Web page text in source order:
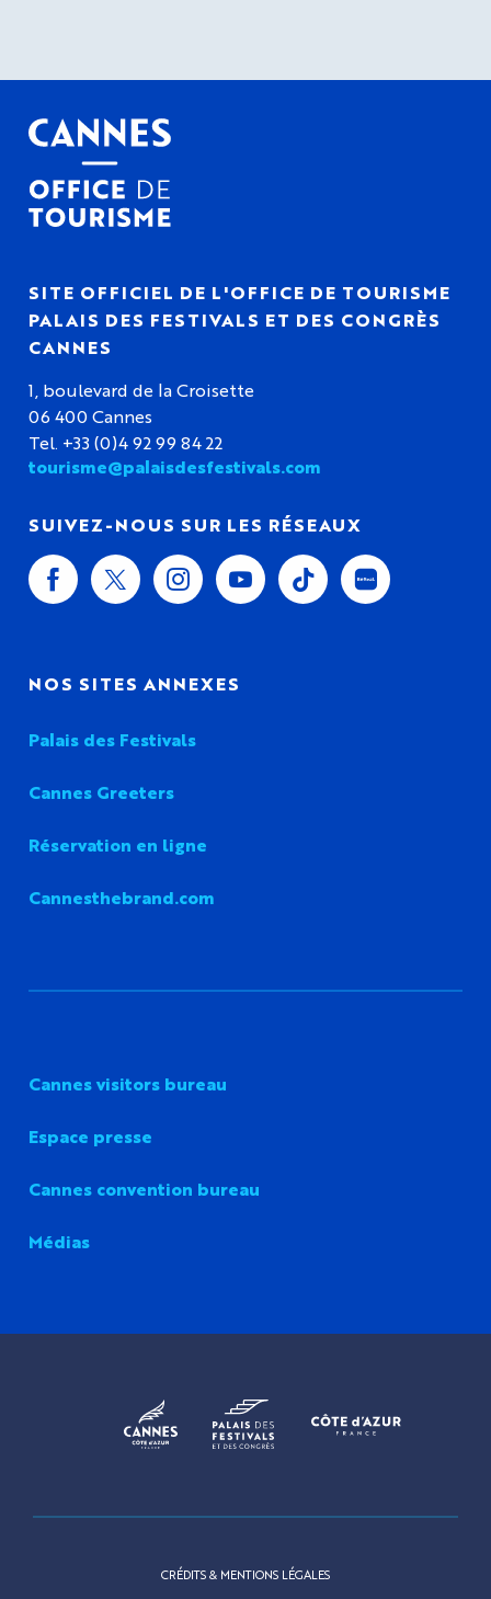
SITE OFFICIEL DE L'OFFICE DE TOURISME
PALAIS DES FESTIVALS ET DES CONGRÈS
CANNES
1, boulevard de la Croisette
06 400 Cannes
Tel. +33 (0)4 92 99 84 22
tourisme@palaisdesfestivals.com
SUIVEZ-NOUS SUR LES RÉSEAUX
NOS SITES ANNEXES
Palais des Festivals
Cannes Greeters
Réservation en ligne
Cannesthebrand.com
Cannes visitors bureau
Espace presse
Cannes convention bureau
Médias
CRÉDITS & MENTIONS LÉGALES